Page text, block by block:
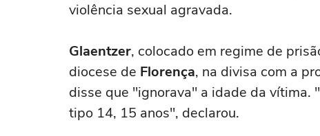
violência sexual agravada.
Glaentzer, colocado em regime de
diocese de Florença, na divisa com a
disse que "ignorava" a idade da vítima.
tipo 14, 15 anos", declarou.